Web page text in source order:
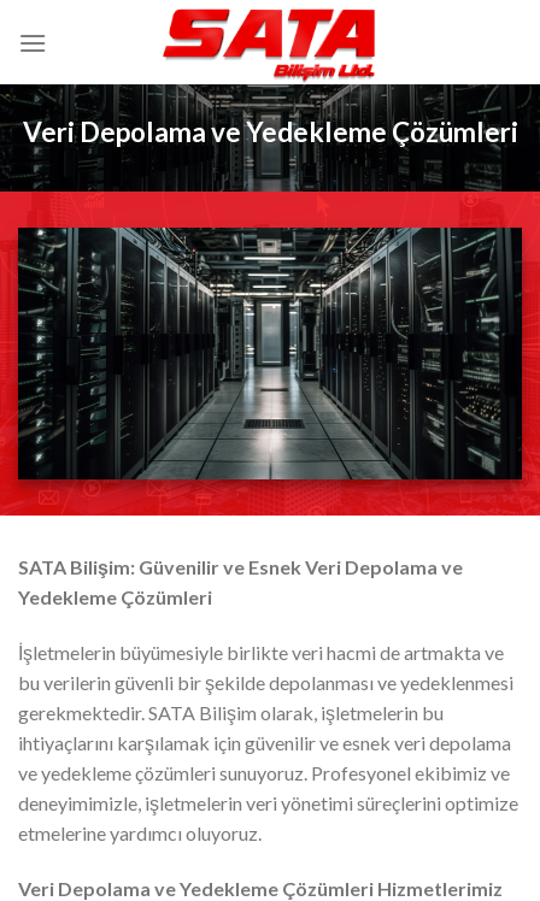
atla
Veri Depolama ve Yedekleme Çözümleri
SATA Bilişim: Güvenilir ve Esnek Veri Depolama ve
Yedekleme Çözümleri
İşletmelerin büyümesiyle birlikte veri hacmi de artmakta ve
bu verilerin güvenli bir şekilde depolanması ve yedeklenmesi
gerekmektedir. SATA Bilişim olarak, işletmelerin bu
ihtiyaçlarını karşılamak için güvenilir ve esnek veri depolama
ve yedekleme çözümleri sunuyoruz. Profesyonel ekibimiz ve
deneyimimizle, işletmelerin veri yönetimi süreçlerini optimize
etmelerine yardımcı oluyoruz.
Veri Depolama ve Yedekleme Çözümleri Hizmetlerimiz